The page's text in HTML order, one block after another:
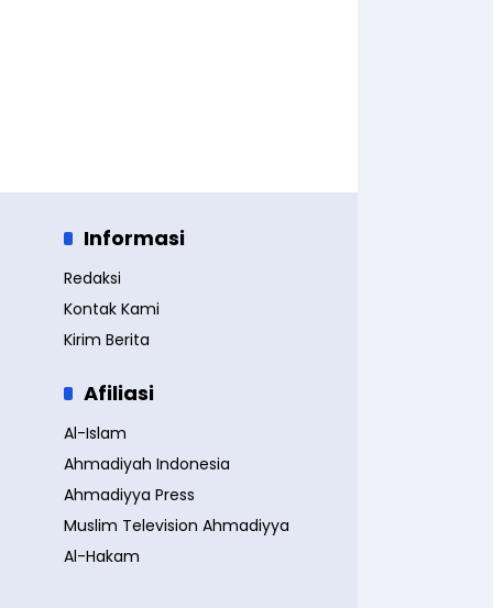
Informasi
Redaksi
Kontak Kami
Kirim Berita
Afiliasi
Al-Islam
Ahmadiyah Indonesia
Ahmadiyya Press
Muslim Television Ahmadiyya
Al-Hakam